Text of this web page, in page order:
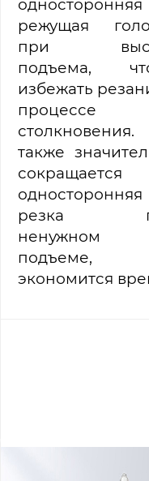
односторонняя
режущая
при
подъема,
избежать
процессе
также
сокращается
односторонняя
резка
ненужном
подъеме,
экономится